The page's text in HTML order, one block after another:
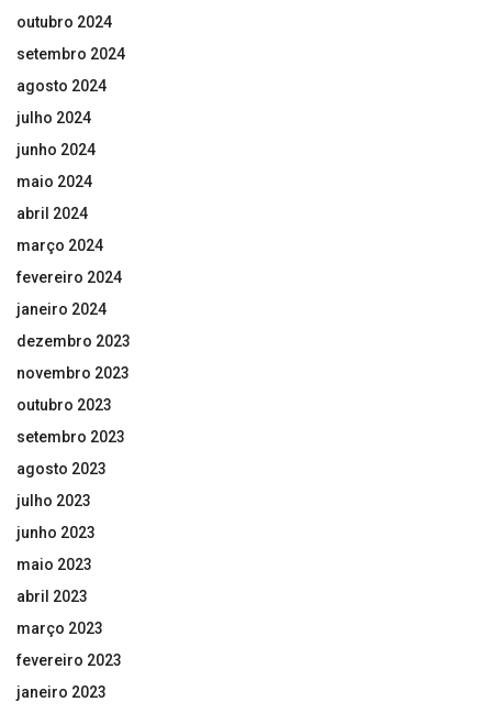
outubro 2024
setembro 2024
agosto 2024
julho 2024
junho 2024
maio 2024
abril 2024
março 2024
fevereiro 2024
janeiro 2024
dezembro 2023
novembro 2023
outubro 2023
setembro 2023
agosto 2023
julho 2023
junho 2023
maio 2023
abril 2023
março 2023
fevereiro 2023
janeiro 2023